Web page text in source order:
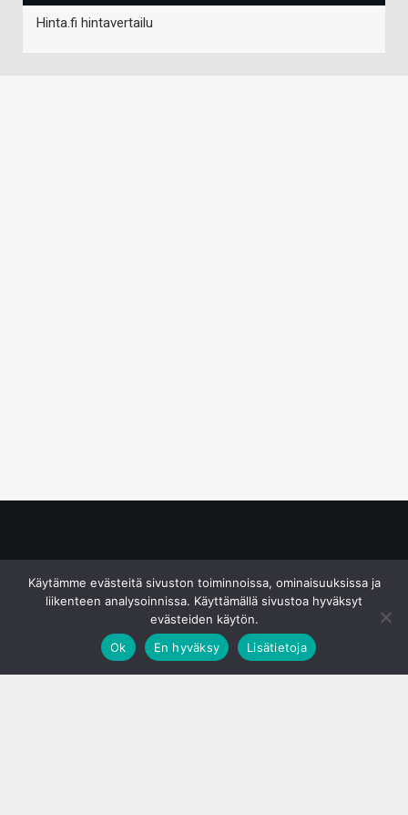
Hinta.fi hintavertailu
Käytämme evästeitä sivuston toiminnoissa, ominaisuuksissa ja
liikenteen analysoinnissa. Käyttämällä sivustoa hyväksyt
evästeiden käytön.
Ok
En hyväksy Lisätietoja